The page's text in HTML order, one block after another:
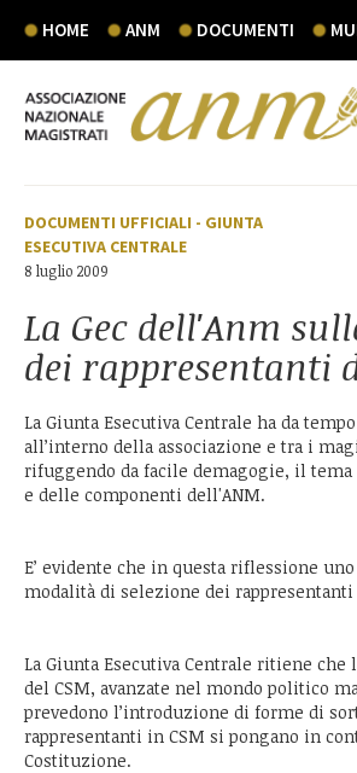
HOME ANM DOCUMENTI
DOCUMENTI UFFICIALI - GIUNTA
ESECUTIVA CENTRALE
8 luglio 2009
La Gec dell'Anm
dei rappresentanti
La Giunta Esecutiva Centrale ha da
all’interno della associazione e tra i
rifuggendo da facile demagogie, il
e delle componenti dell'ANM.
E’ evidente che in questa riflessione
modalità di selezione dei
La Giunta Esecutiva Centrale ritiene
del CSM, avanzate nel mondo politico
prevedono l’introduzione di forme di
rappresentanti in CSM si pongano in
Costituzione.